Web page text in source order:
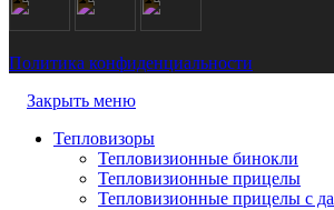
Политика конфиденциальности
Закрыть меню
Тепловизоры
Тепловизионные бинокли
Тепловизионные прицелы
Тепловизионные прицелы с